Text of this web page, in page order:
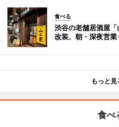
食べる
渋谷の老舗居酒屋
改装、朝・深夜営業
もっと見
食べ